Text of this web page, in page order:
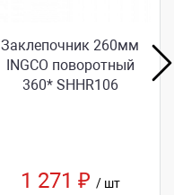
Заклепочник 260мм
INGCO поворотный
360* SHHR106
1 271 ₽ / шт